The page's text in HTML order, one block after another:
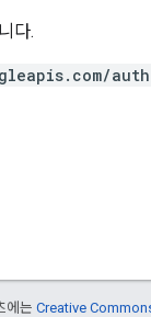
다.
에는 Creative